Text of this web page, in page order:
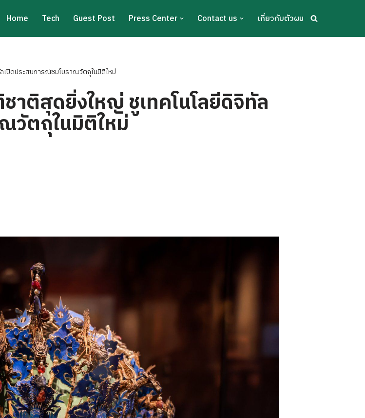
Home Tech Guest Post Press Center Contact us เกี่ยวกับตัวผม
ปิดประสบการณ์ชมโบราณวัตถุในมิติใหม่
าติสุดยิ่งใหญ่ ชูเทคโนโลยีดิจิทัล
วัตถุในมิติใหม่